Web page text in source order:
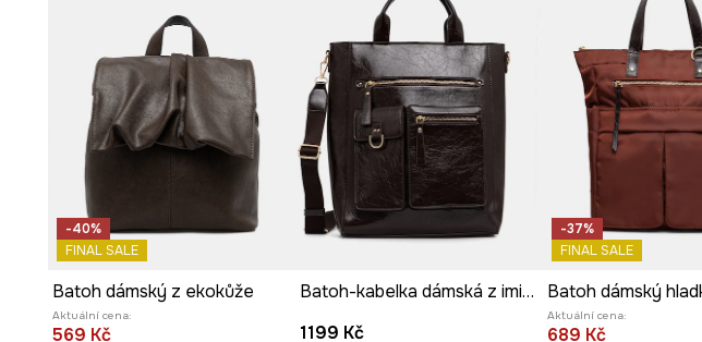
-40%
FINAL SALE
Batoh dámský z ekokůže
Aktuální cena:
569 Kč
Batoh-kabelka dámská z imitace kůže
1199 Kč
-37%
FINAL SALE
Batoh dámský
Aktuální cena:
689 Kč